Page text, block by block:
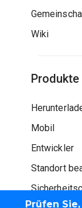
Prüfen
Wiki
Produkte
Mobil
Entwickler
Standort